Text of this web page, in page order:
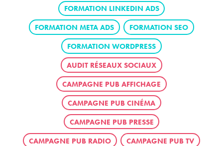
FORMATION LINKEDIN ADS
FORMATION META ADS FORMATION SEO
FORMATION WORDPRESS
AUDIT RÉSEAUX SOCIAUX
CAMPAGNE PUB AFFICHAGE
CAMPAGNE PUB CINÉMA
CAMPAGNE PUB PRESSE
CAMPAGNE PUB RADIO CAMPAGNE PUB TV